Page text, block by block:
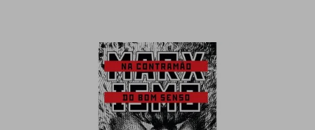
cafeteira
perfume
air fryer